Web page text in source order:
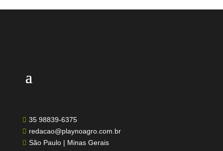
 35 98839-6375
 redacao@playnoagro.com.br
 São Paulo | Minas Gerais